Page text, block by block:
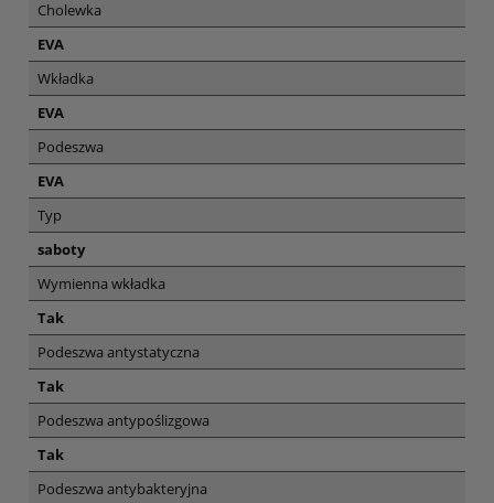
Cholewka
EVA
Wkładka
EVA
Podeszwa
EVA
Typ
saboty
Wymienna wkładka
Tak
Podeszwa antystatyczna
Tak
Podeszwa antypoślizgowa
Tak
Podeszwa antybakteryjna